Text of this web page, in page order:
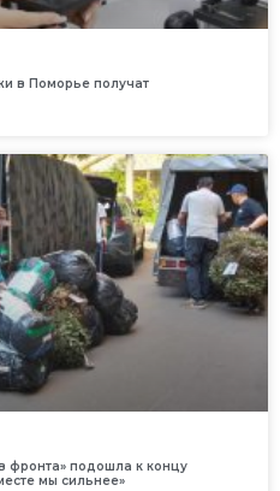
в Поморье получат
фронта» подошла к концу
мы сильнее»